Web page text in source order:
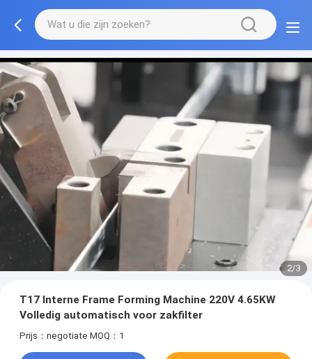
2/3
T17 Interne Frame Forming Machine 220V 4.65KW
Volledig automatisch voor zakfilter
Prijs：negotiate MOQ：1